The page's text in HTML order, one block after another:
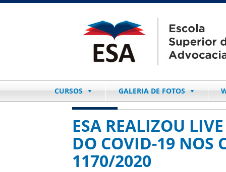
CURSOS GALERIA DE FOTOS
ESA REALIZOU
DO COVID-19 NOS
1170/2020